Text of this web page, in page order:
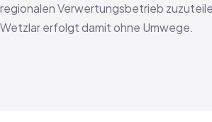
regionalen Verwertungsbetrieb
Wetzlar erfolgt damit ohne Umwege.